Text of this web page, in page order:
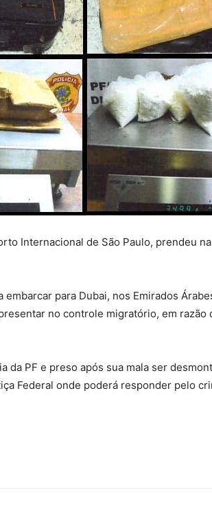
Internacional de São Paulo, prendeu
embarcar para Dubai, nos Emirados
no controle migratório, em
da PF e preso após sua mala ser
Federal onde poderá responder pelo